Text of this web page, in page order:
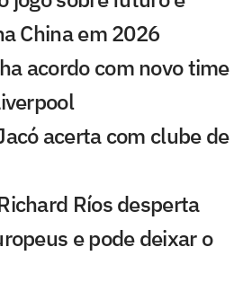
China em 2026
acordo com novo time
acerta com clube de
Ríos desperta
e pode deixar o